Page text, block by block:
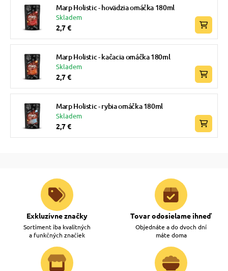
Marp Holistic - hovädzia omáčka 180ml
Skladem
2,7 €
Marp Holistic - kačacia omáčka 180ml
Skladem
2,7 €
Marp Holistic - rybia omáčka 180ml
Skladem
2,7 €
Exkluzívne značky
Sortiment iba kvalitných
a funkčných značiek
Tovar odosielame ihneď
Objednáte a do dvoch dní
máte doma